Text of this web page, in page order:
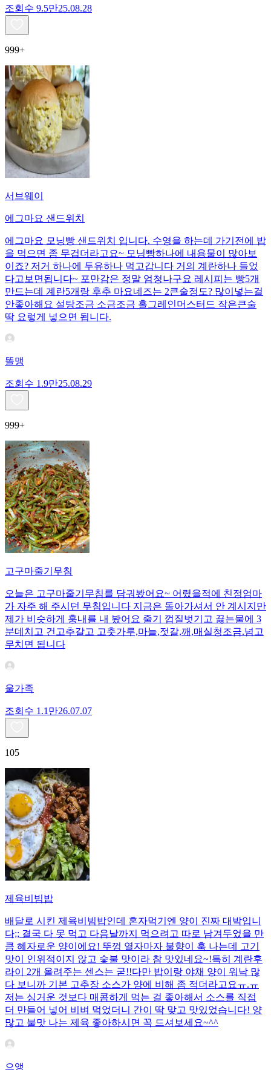
조회수 9.5만25.08.28
999+
서브웨이
에그마요 샌드위치
에그마요 모닝빵 샌드위치 입니다. 수영을 하는데 가기전에 밥
을 먹으면 좀 무겁더라고요~ 모닝빵하나에 내용물이 많아보
이죠? 저거 하나에 두유하나 먹고갑니다 거의 계란하나 들었
다고보면됩니다~ 포만감은 정말 엄청나구요 레시피는 빵5개
만드는데 계란5개랑 후추 마요네즈는 2큰술정도? 많이넣는걸
안좋아해요 설탕조금 소금조금 홀그레인머스터드 작은큰술
딱 요렇게 넣으면 됩니다.
똘맹
조회수 1.9만25.08.29
999+
고구마줄기무침
오늘은 고구마줄기무침를 담궈봤어요~ 어렸을적에 친정엄마
가 자주 해 주시던 무침입니다 지금은 돌아가셔서 안 계시지만
제가 비슷하게 훙내를 내 봤어요 줄기 껍질벗기고 끓는물에 3
분데치고 건고추갈고 고춧가루,마늘,젓갈,깨,매실청조금.넘고
무치면 됩니다
울가족
조회수 1.1만26.07.07
105
제육비빔밥
배달로 시킨 제육비빔밥인데 혼자먹기엔 양이 진짜 대박입니
다;; 결국 다 못 먹고 다음날까지 먹으려고 따로 남겨두었을 만
큼 혜자로운 양이에요! 뚜껑 열자마자 불향이 훅 나는데 고기
맛이 인위적이지 않고 숯불 맛이라 참 맛있네요~!특히 계란후
라이 2개 올려주는 센스는 굳!! ​다만 밥이랑 야채 양이 워낙 많
다 보니까 기본 고추장 소스가 양에 비해 좀 적더라고요ㅠ.ㅠ
저는 싱거운 것보다 매콤하게 먹는 걸 좋아해서 소스를 직접
더 만들어 넣어 비벼 먹었더니 간이 딱 맞고 맛있었습니다! 양
많고 불맛 나는 제육 좋아하시면 꼭 드셔보세요~^^
으앵